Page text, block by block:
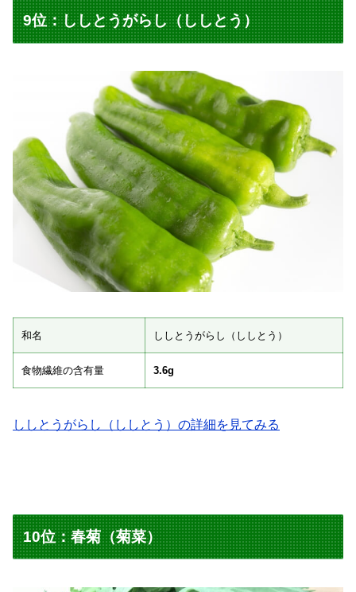
9位：ししとうがらし（ししとう）
和名 ししとうがらし（ししとう）
食物繊維の含有量 3.6g
ししとうがらし（ししとう）の詳細を見てみる
10位：春菊（菊菜）